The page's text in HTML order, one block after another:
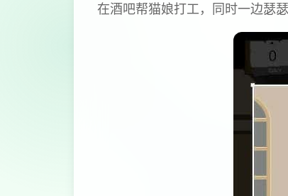
在酒吧帮猫娘打工，同时一边瑟瑟